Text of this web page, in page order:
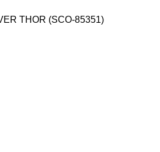
THOR (SCO-85351)